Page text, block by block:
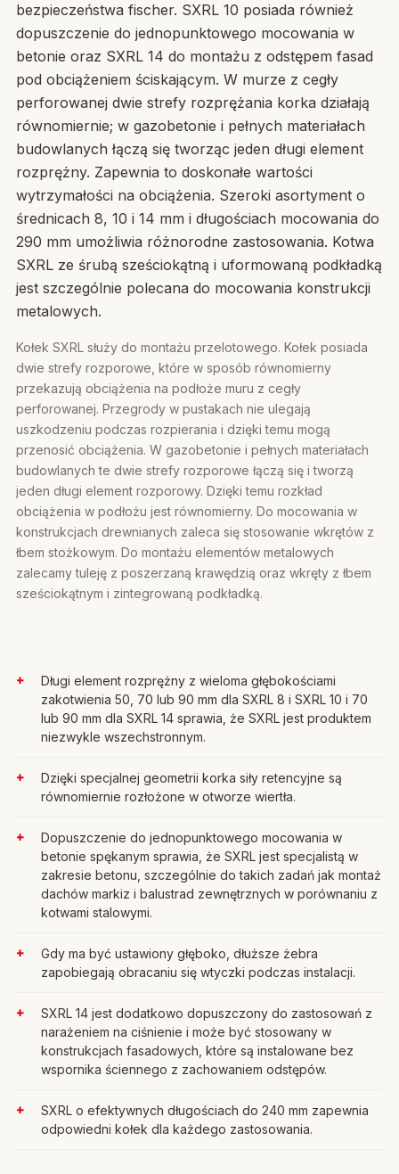
bezpieczeństwa fischer. SXRL 10 posiada również
dopuszczenie do jednopunktowego mocowania w
betonie oraz SXRL 14 do montażu z odstępem fasad
pod obciążeniem ściskającym. W murze z cegły
perforowanej dwie strefy rozprężania korka działają
równomiernie; w gazobetonie i pełnych materiałach
budowlanych łączą się tworząc jeden długi element
rozprężny. Zapewnia to doskonałe wartości
wytrzymałości na obciążenia. Szeroki asortyment o
średnicach 8, 10 i 14 mm i długościach mocowania do
290 mm umożliwia różnorodne zastosowania. Kotwa
SXRL ze śrubą sześciokątną i uformowaną podkładką
jest szczególnie polecana do mocowania konstrukcji
metalowych.
Kołek SXRL służy do montażu przelotowego. Kołek posiada
dwie strefy rozporowe, które w sposób równomierny
przekazują obciążenia na podłoże muru z cegły
perforowanej. Przegrody w pustakach nie ulegają
uszkodzeniu podczas rozpierania i dzięki temu mogą
przenosić obciążenia. W gazobetonie i pełnych materiałach
budowlanych te dwie strefy rozporowe łączą się i tworzą
jeden długi element rozporowy. Dzięki temu rozkład
obciążenia w podłożu jest równomierny. Do mocowania w
konstrukcjach drewnianych zaleca się stosowanie wkrętów z
łbem stożkowym. Do montażu elementów metalowych
zalecamy tuleję z poszerzaną krawędzią oraz wkręty z łbem
sześciokątnym i zintegrowaną podkładką.
Długi element rozprężny z wieloma głębokościami
zakotwienia 50, 70 lub 90 mm dla SXRL 8 i SXRL 10 i 70
lub 90 mm dla SXRL 14 sprawia, że SXRL jest produktem
niezwykle wszechstronnym.
Dzięki specjalnej geometrii korka siły retencyjne są
równomiernie rozłożone w otworze wiertła.
Dopuszczenie do jednopunktowego mocowania w
betonie spękanym sprawia, że SXRL jest specjalistą w
zakresie betonu, szczególnie do takich zadań jak montaż
dachów markiz i balustrad zewnętrznych w porównaniu z
kotwami stalowymi.
Gdy ma być ustawiony głęboko, dłuższe żebra
zapobiegają obracaniu się wtyczki podczas instalacji.
SXRL 14 jest dodatkowo dopuszczony do zastosowań z
narażeniem na ciśnienie i może być stosowany w
konstrukcjach fasadowych, które są instalowane bez
wspornika ściennego z zachowaniem odstępów.
SXRL o efektywnych długościach do 240 mm zapewnia
odpowiedni kołek dla każdego zastosowania.